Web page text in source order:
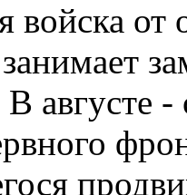
войска
августе